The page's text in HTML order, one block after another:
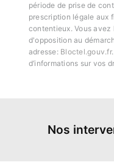
période de prise de
prescription légale aux
contentieux. Vous
d'opposition au
adresse: Bloctel.gouv.fr
d’informations sur vos
Nos